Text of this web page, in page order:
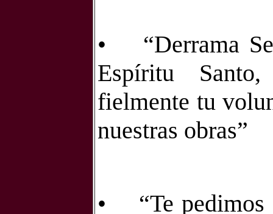
•
“Derrama
Espíritu
fielmente tu
nuestras obras”
•
“Te